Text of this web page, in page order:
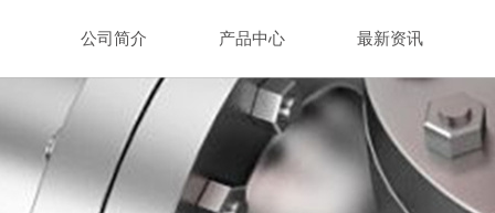
公司简介 产品中心 最新资讯